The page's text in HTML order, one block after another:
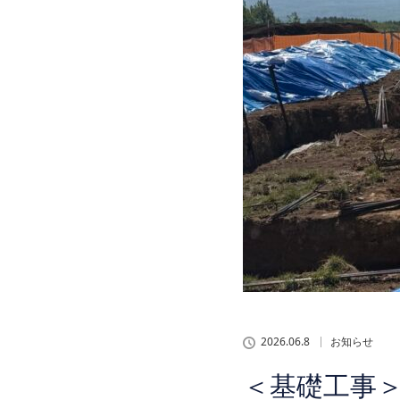
2026.06.8 お知らせ
＜基礎工事